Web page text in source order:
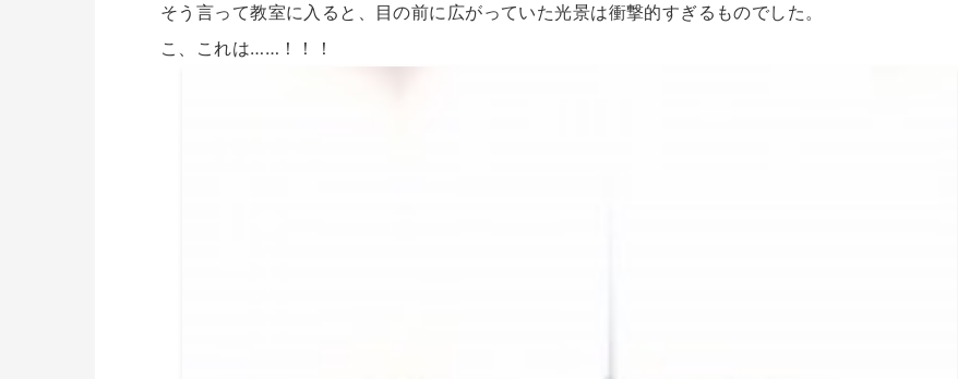
そう言って教室に入ると、目の前に広がっていた光景は衝撃的すぎるものでした。
こ、これは……！！！